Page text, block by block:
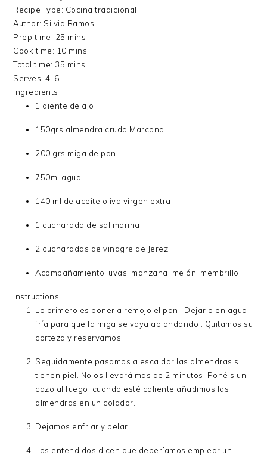
Recipe Type: Cocina tradicional
Author: Silvia Ramos
Prep time: 25 mins
Cook time: 10 mins
Total time: 35 mins
Serves:4-6
Ingredients
1 diente de ajo
150grs almendra cruda Marcona
200 grs miga de pan
750ml agua
140 ml de aceite oliva virgen extra
1 cucharada de sal marina
2 cucharadas de vinagre de Jerez
Acompañamiento: uvas, manzana, melón, membrillo
Instructions
Lo primero es poner a remojo el pan . Dejarlo en agua
fría para que la miga se vaya ablandando . Quitamos su
corteza y reservamos.
Seguidamente pasamos a escaldar las almendras si
tienen piel. No os llevará mas de 2 minutos. Ponéis un
cazo al fuego, cuando esté caliente añadimos las
almendras en un colador.
Dejamos enfriar y pelar.
Los entendidos dicen que deberíamos emplear un